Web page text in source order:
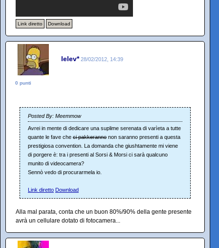
Link diretto Download
lelev* 28/02/2012, 14:39
0 punti
Posted By: Meemmow
Avrei in mente di dedicare una suplime serenata di varìeta a tutte
quante le fave che ci pakkeranno non saranno presenti a questa
prestigiosa convention. La domanda che giushtamente mi viene
di porgere è: tra i presenti al Sorsi & Morsi ci sarà qualcuno
munito di videocamera?
Sennò vedo di procurarmela io.
Link diretto Download
Alla mal parata, conta che un buon 80%/90% della gente presente
avrà un cellulare dotato di fotocamera...